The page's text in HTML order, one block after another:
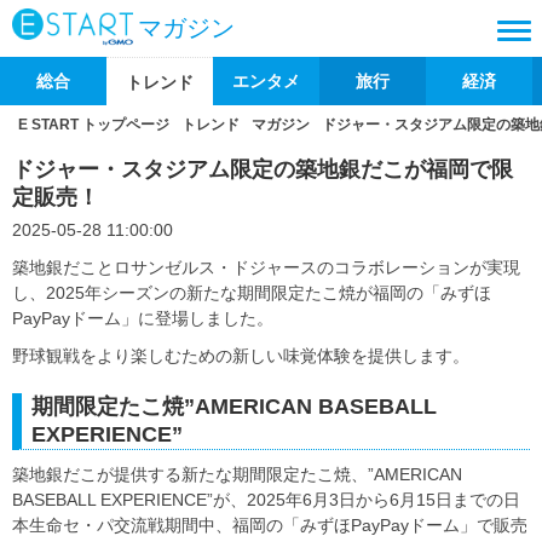
マガジン
総合 トレンド エンタメ 旅行 経済
E START トップページ トレンド マガジン ドジャー・スタジアム限定の築
ドジャー・スタジアム限定の築地銀だこが福岡で限
定販売！
2025-05-28 11:00:00
築地銀だことロサンゼルス・ドジャースのコラボレーションが実現
し、2025年シーズンの新たな期間限定たこ焼が福岡の「みずほ
PayPayドーム」に登場しました。
野球観戦をより楽しむための新しい味覚体験を提供します。
期間限定たこ焼”AMERICAN BASEBALL
EXPERIENCE”
築地銀だこが提供する新たな期間限定たこ焼、”AMERICAN
BASEBALL EXPERIENCE”が、2025年6月3日から6月15日までの日
本生命セ・パ交流戦期間中、福岡の「みずほPayPayドーム」で販売